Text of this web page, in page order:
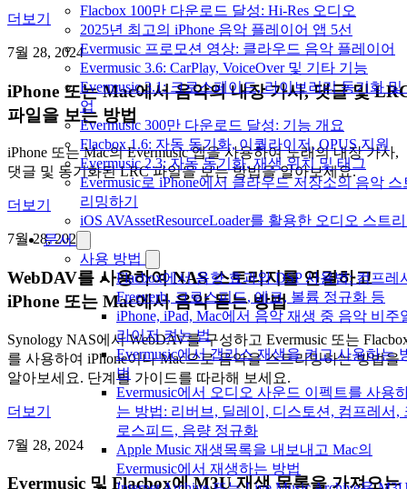
Flacbox 100만 다운로드 달성: Hi-Res 오디오
2025년 최고의 iPhone 음악 플레이어 앱 5선
Evermusic 프로모션 영상: 클라우드 음악 플레이어
Evermusic 3.6: CarPlay, VoiceOver 및 기타 기능
Evermusic 3.1: 크로스페이드, 라이브러리 동기화 및
업
Evermusic 300만 다운로드 달성: 기능 개요
Flacbox 1.6: 자동 동기화, 이퀄라이저, OPUS 지원
Evermusic 2.3: 자동 동기화, 재생 위치 및 태그
Evermusic로 iPhone에서 클라우드 저장소의 음악 스
리밍하기
iOS AVAssetResourceLoader를 활용한 오디오 스트
문서
사용 방법
Flacbox에서 음향 효과와 DSP 사용법: 컴프레
Freeverb, 크로스피드, 에코, 볼륨 정규화 등
iPhone, iPad, Mac에서 음악 재생 중 음악 비주
라이저 켜는 법
Evermusic에서 갭리스 재생을 켜고 사용하는
법
Evermusic에서 오디오 사운드 이펙트를 사용
는 방법: 리버브, 딜레이, 디스토션, 컴프레서,
로스피드, 음량 정규화
Apple Music 재생목록을 내보내고 Mac의
Evermusic에서 재생하는 방법
더보기
7월 28, 2024
iPhone 또는 Mac에서 음악의 내장 가사, 댓글 및
파일을 보는 방법
iPhone 또는 Mac의 Evermusic 앱을 사용하여 노래의 내장 가사,
댓글 및 동기화된 LRC 파일을 보는 방법을 알아보세요.
더보기
7월 28, 2024
WebDAV를 사용하여 NAS 스토리지를 연결하고
iPhone 또는 Mac에서 음악 듣는 방법
Synology NAS에서 WebDAV를 구성하고 Evermusic 또는
를 사용하여 iPhone이나 Mac으로 음악을 스트리밍하는 방법을
알아보세요. 단계별 가이드를 따라해 보세요.
더보기
7월 28, 2024
Evermusic 및 Flacbox에 M3U 재생 목록을 가져오는